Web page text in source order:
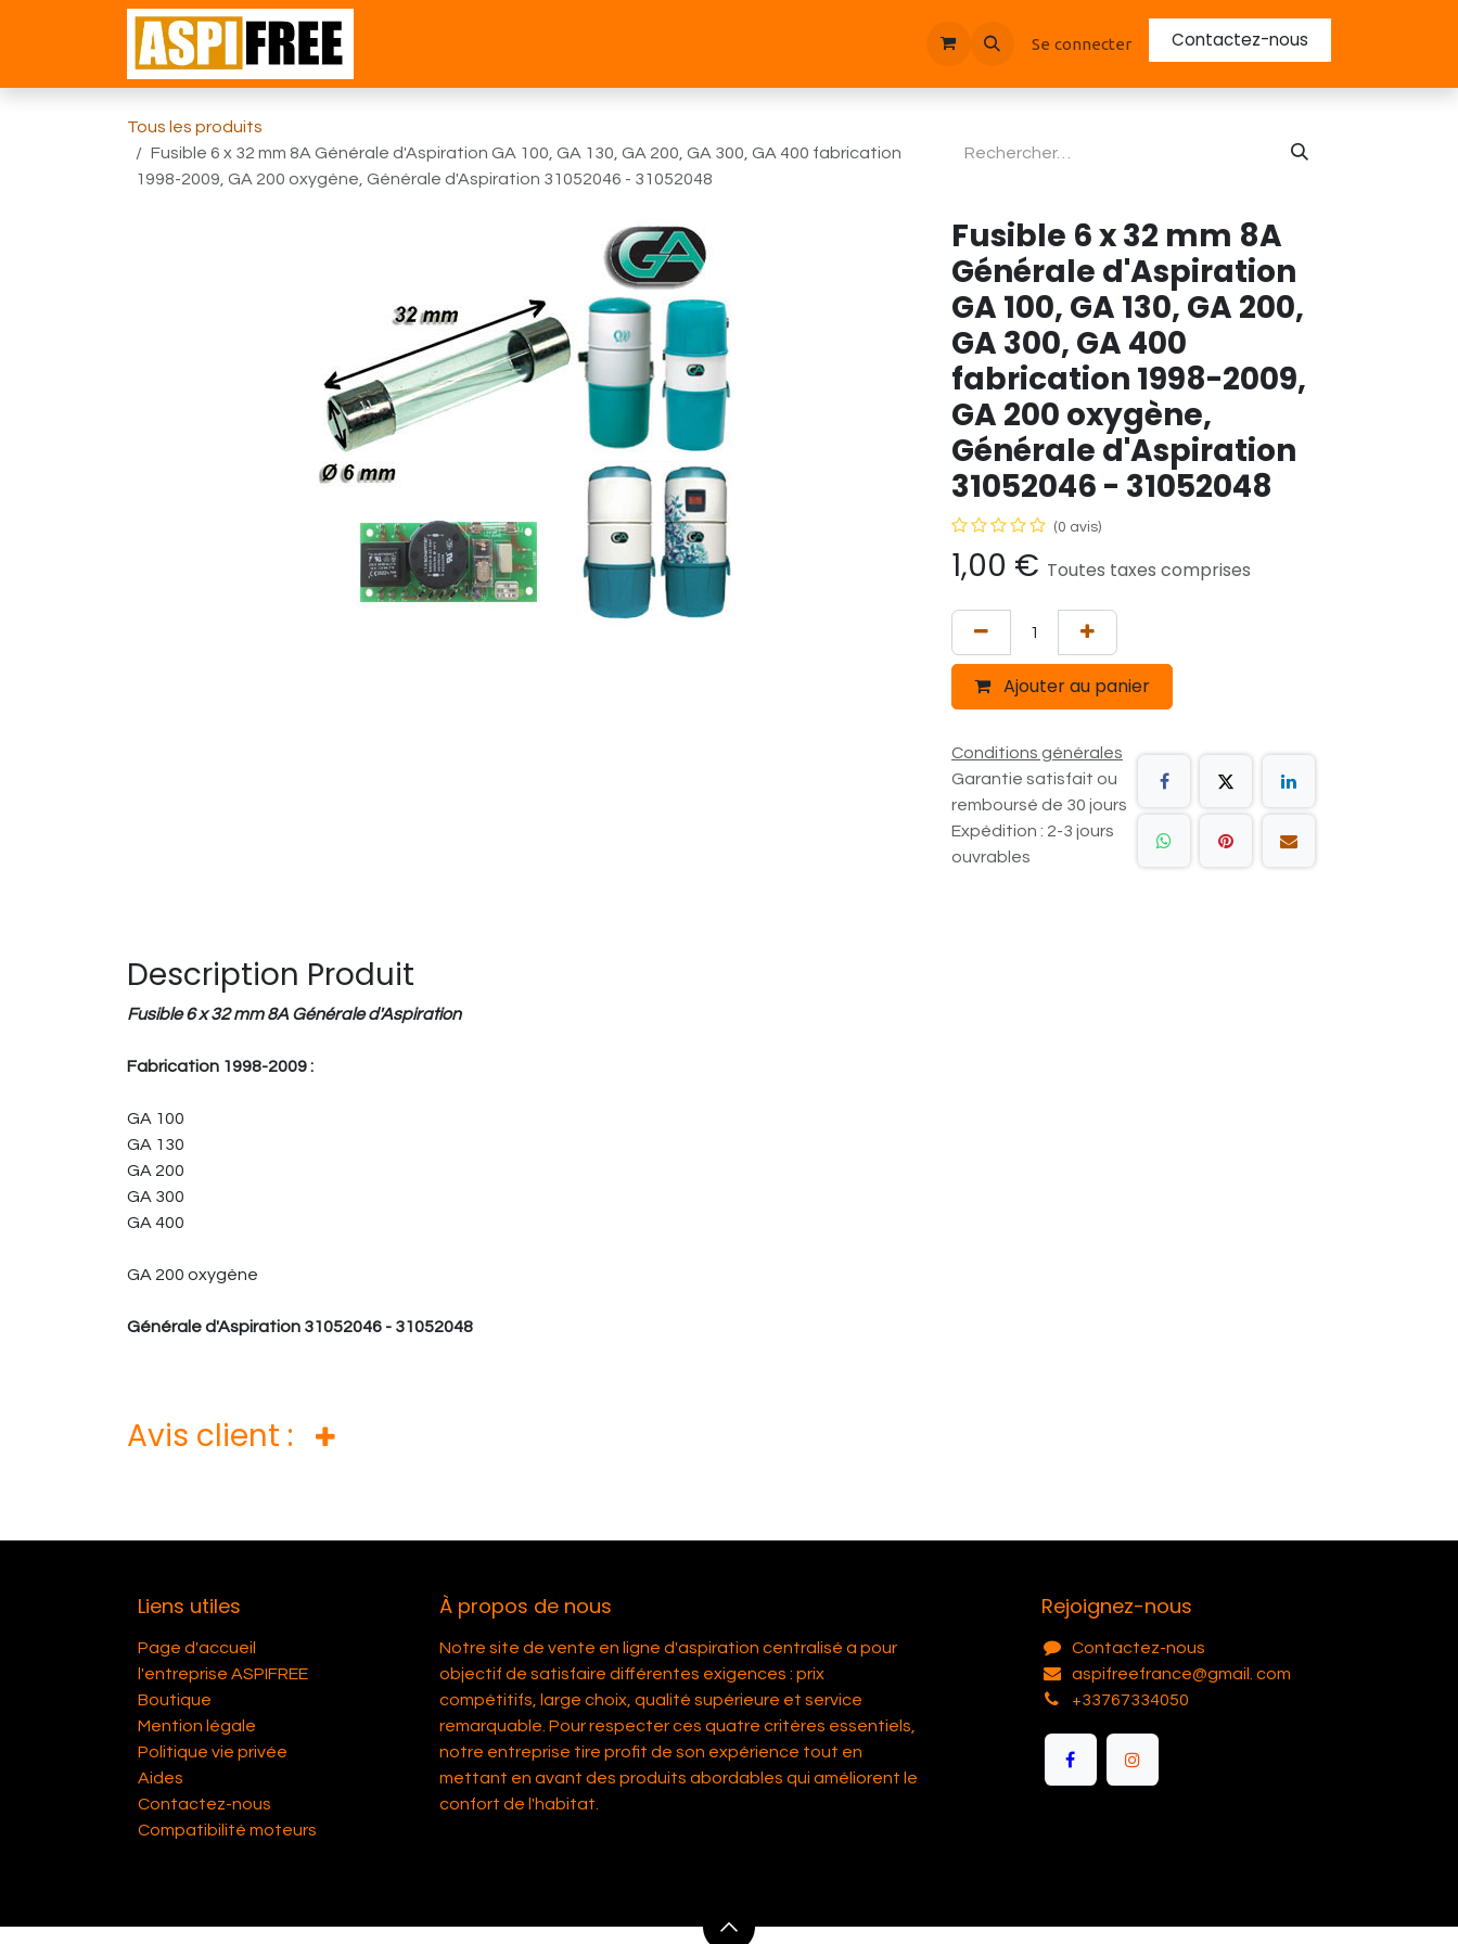
Se rendre au contenu
Se connecter Contactez-nous
Tous les produits
Fusible 6 x 32 mm 8A Générale d'Aspiration GA 100, GA 130, GA 200, GA 300, GA 400 fabrication
1998-2009, GA 200 oxygène, Générale d'Aspiration 31052046 - 31052048
Fusible 6 x 32 mm 8A
Générale d'Aspiration
GA 100, GA 130, GA 200,
GA 300, GA 400
fabrication 1998-2009,
GA 200 oxygène,
Générale d'Aspiration
31052046 - 31052048
(0 avis)
1,00 € Toutes taxes comprises
Ajouter au panier
Conditions générales
Garantie satisfait ou
remboursé de 30 jours
Expédition : 2-3 jours
ouvrables
Description Produit
Fusible 6 x 32 mm 8A Générale d'Aspiration
Fabrication 1998-2009 :
GA 100
GA 130
GA 200
GA 300
GA 400
GA 200 oxygène
Générale d'Aspiration 31052046 - 31052048
Avis client :
Liens utiles
Page d'accueil
l'entreprise ASPIFREE
Boutique
Mention légale
Politique vie privée
Aides
Contactez-nous
Compatibilité moteurs
Rejoignez-nous
Contactez-nous
aspifreefrance@gmail. com
+33767334050
À propos de nous
Notre site de vente en ligne d'aspiration centralisé a pour
objectif de satisfaire différentes exigences : prix
compétitifs, large choix, qualité supérieure et service
remarquable. Pour respecter ces quatre critères essentiels,
notre entreprise tire profit de son expérience tout en
mettant en avant des produits abordables qui améliorent le
confort de l'habitat.